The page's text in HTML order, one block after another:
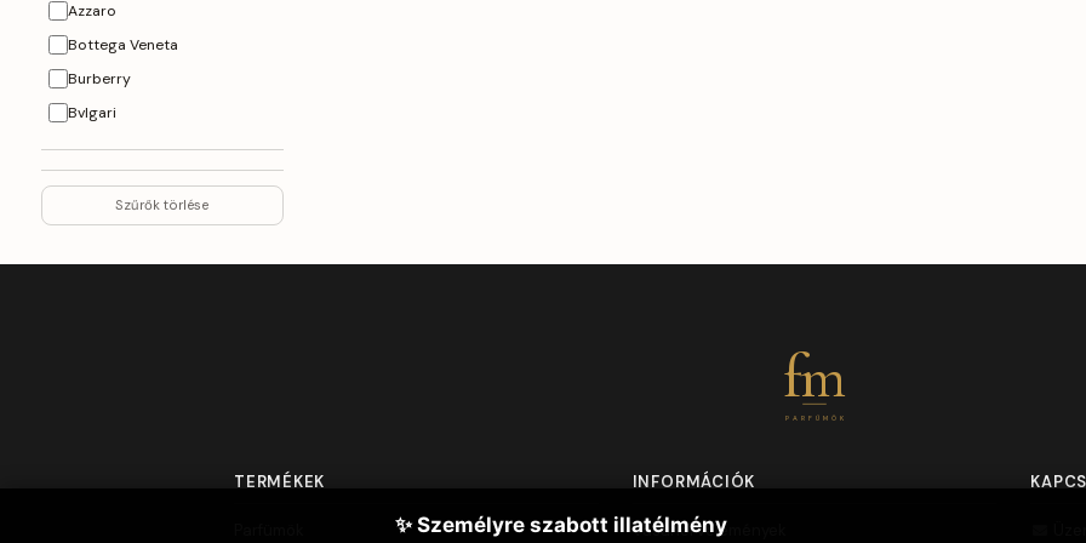
Azzaro
Bottega Veneta
Burberry
Bvlgari
Byredo
Calvin KleinSzűrők törlése
fm
PARFÜMÖK
TERMÉKEK INFORMÁCIÓK
Vásárlói vélemények
✨ Személyre szabott illatélmény